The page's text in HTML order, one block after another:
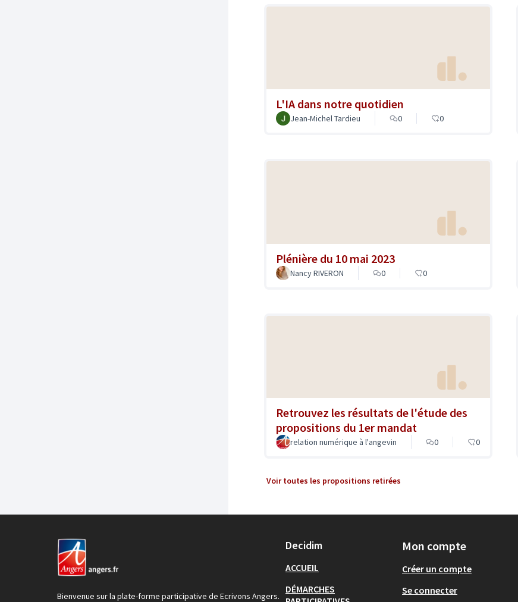
L'IA dans notre quotidien
Jean-Michel Tardieu 0 0
Plénière du 10 mai 2023
Nancy RIVERON 0 0
Retrouvez les résultats de l'étude des
propositions du 1er mandat
relation numérique à l'angevin 0 0
Voir toutes les propositions retirées
Bienvenue sur la plate-forme participative de Ecrivons Angers.
Decidim
ACCUEIL
DÉMARCHES
Mon compte
Créer un compte
Se connecter